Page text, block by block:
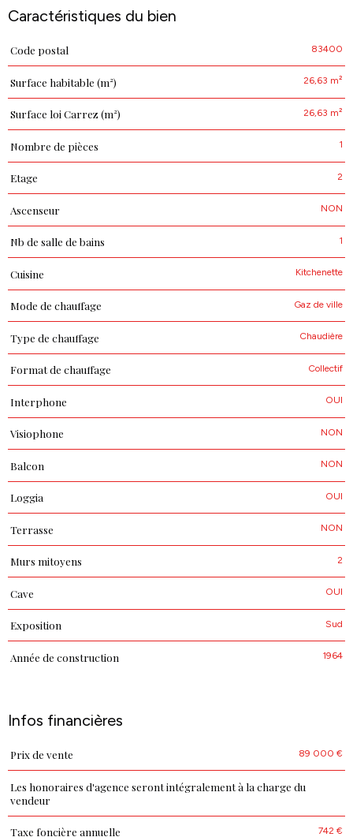
Caractéristiques du bien
Caractéristiques
Code postal 83400
Surface habitable (m²) 26,63 m²
Surface loi Carrez (m²) 26,63 m²
Nombre de pièces 1
Etage 2
Ascenseur NON
Nb de salle de bains 1
Cuisine Kitchenette
Mode de chauffage Gaz de ville
Type de chauffage Chaudière
Format de chauffage Collectif
Interphone OUI
Visiophone NON
Balcon NON
Loggia OUI
Terrasse NON
Murs mitoyens 2
Cave OUI
Exposition Sud
Année de construction 1964
Infos financières
Caractéristiques
Prix de vente 89 000 €
Les honoraires d'agence seront intégralement à la charge du
vendeur
Taxe foncière annuelle 742 €